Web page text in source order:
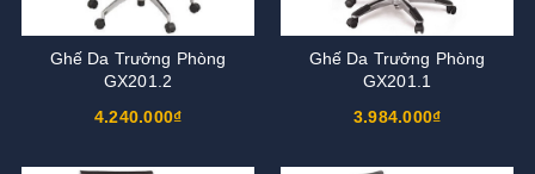
Ghế Da Trưởng Phòng
GX201.2
4.240.000₫
Ghế Da Trưởng Phòng
GX201.1
3.984.000₫